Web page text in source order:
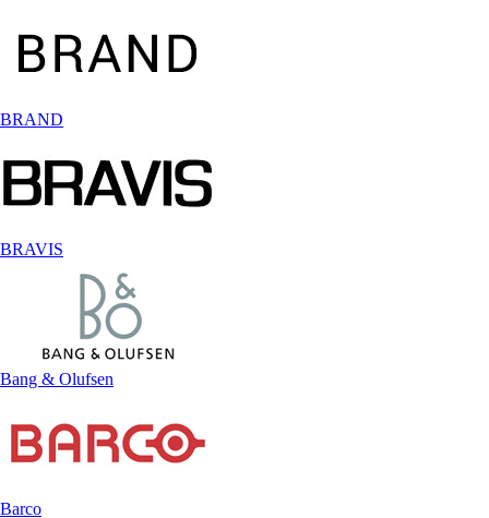
BRAND
BRAVIS
Bang & Olufsen
Barco